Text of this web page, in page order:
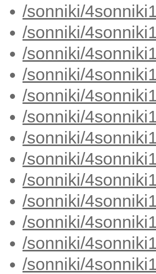
/sonniki/
/sonniki/
/sonniki/
/sonniki/
/sonniki/
/sonniki/
/sonniki/
/sonniki/
/sonniki/
/sonniki/
/sonniki/
/sonniki/
/sonniki/